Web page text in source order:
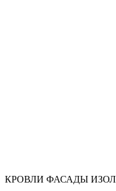
КРОВЛИ ФАСАДЫ